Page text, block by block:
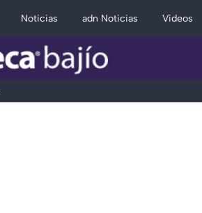
Noticias adn Noticias Videos